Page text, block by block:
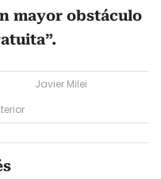
mayor obstáculo
Javier Milei